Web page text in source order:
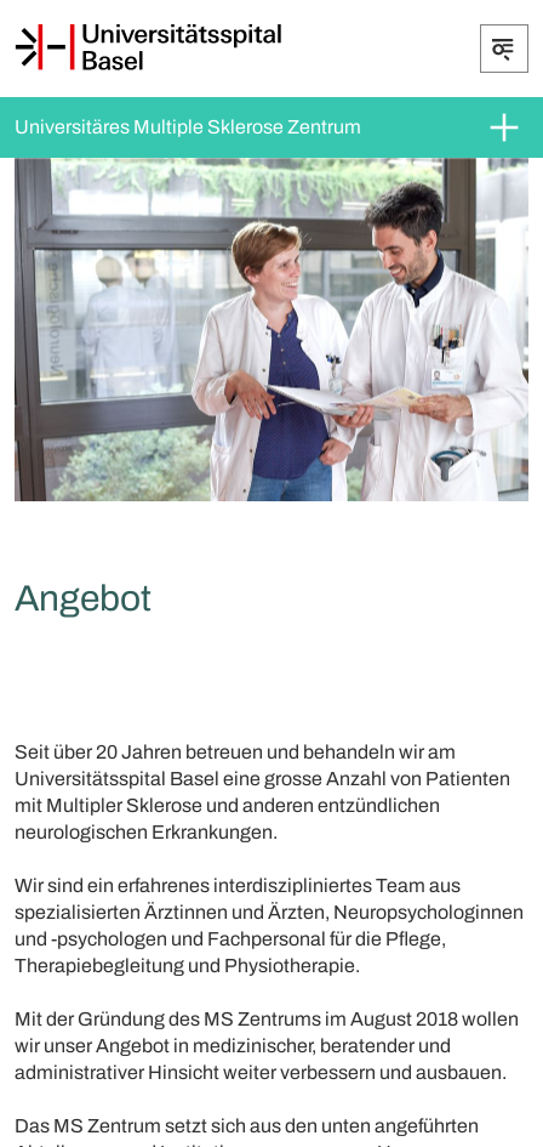
Universitäres Multiple Sklerose Zentrum
Angebot
Seit über 20 Jahren betreuen und behandeln wir am
Universitätsspital Basel eine grosse Anzahl von Patienten
mit Multipler Sklerose und anderen entzündlichen
neurologischen Erkrankungen.
Wir sind ein erfahrenes interdiszipliniertes Team aus
spezialisierten Ärztinnen und Ärzten, Neuropsychologinnen
und -psychologen und Fachpersonal für die Pflege,
Therapiebegleitung und Physiotherapie.
Mit der Gründung des MS Zentrums im August 2018 wollen
wir unser Angebot in medizinischer, beratender und
administrativer Hinsicht weiter verbessern und ausbauen.
Das MS Zentrum setzt sich aus den unten angeführten